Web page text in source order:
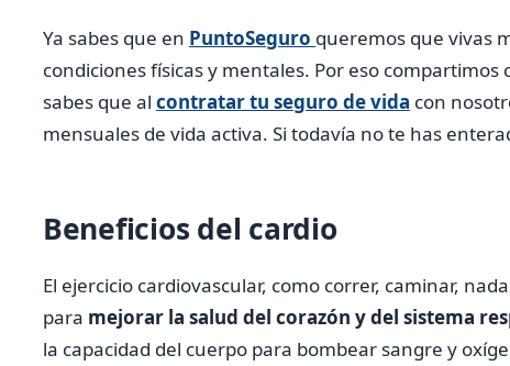
Ya sabes que en PuntoSeguro queremos que vivas
condiciones físicas y mentales. Por eso compartimos
sabes que al contratar tu seguro de vida con
mensuales de vida activa. Si todavía no te has
Beneficios del cardio
El ejercicio cardiovascular, como correr, caminar,
para mejorar la salud del corazón y del sistema
la capacidad del cuerpo para bombear sangre y